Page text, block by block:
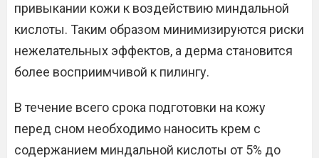
привыкании кожи к воздействию миндальной
кислоты. Таким образом минимизируются риски
нежелательных эффектов, а дерма становится
более восприимчивой к пилингу.
В течение всего срока подготовки на кожу
перед сном необходимо наносить крем с
содержанием миндальной кислоты от 5% до